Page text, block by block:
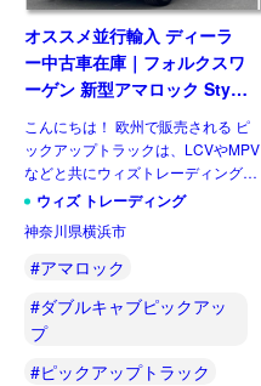
オススメ並行輸入 ディーラ
ー中古車在庫｜フォルクスワ
ーゲン 新型アマロック Style
2.0TDI 205PS 10AT 右ハン
ドル
こんにちは！ 欧州で販売される ピ
ックアップトラックは、LCVやMPV
などと共にウィズトレーディング
（ウィズカーズ）ではお客様からの
のひとつです。日本ではトヨタ ハ
イラックスに続 […]
ウィズ トレーディング
神奈川県横浜市
#アマロック
#ダブルキャブピックアッ
プ
#ピックアップトラック